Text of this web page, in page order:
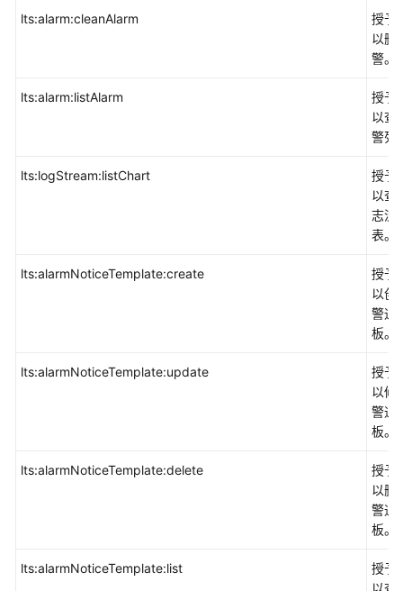
lts:alarm:cleanAlarm
授予
以删
警。
lts:alarm:listAlarm
授予
以查
警列
lts:logStream:listChart
授予
以查
志流
表。
lts:alarmNoticeTemplate:create
授予
以创
警通
板。
lts:alarmNoticeTemplate:update
授予
以修
警通
板。
lts:alarmNoticeTemplate:delete
授予
以删
警通
板。
lts:alarmNoticeTemplate:list
授予
以查